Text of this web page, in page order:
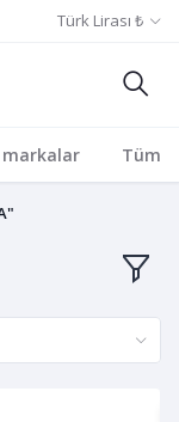
Türk Lirası ₺
Tüm